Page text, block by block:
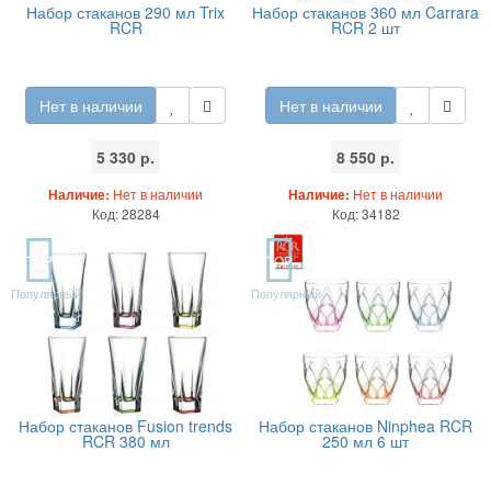
Набор стаканов 290 мл Trix
RCR
Нет в наличии
5 330 р.
Наличие: Нет в наличии
Код: 28284
Набор стаканов 360 мл Carrara
RCR 2 шт
Нет в наличии
8 550 р.
Наличие: Нет в наличии
Код: 34182
TOP
Популярный
Набор стаканов Fusion trends
RCR 380 мл
TOP
Популярный
Набор стаканов Ninphea RCR
250 мл 6 шт